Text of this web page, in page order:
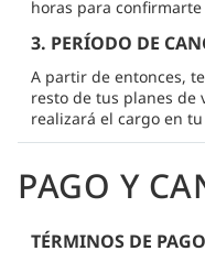
horas para
3. PERÍODO DE
A partir de entonces,
resto de tus planes de
realizará el cargo en
PAGO Y
TÉRMINOS DE PAGO